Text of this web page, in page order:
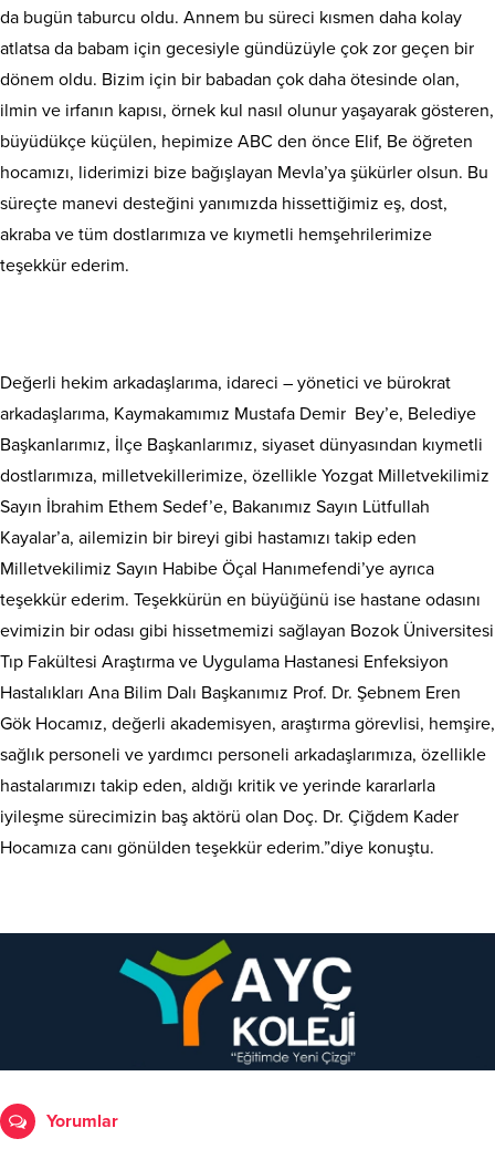
da bugün taburcu oldu. Annem bu süreci kısmen daha kolay
atlatsa da babam için gecesiyle gündüzüyle çok zor geçen bir
dönem oldu. Bizim için bir babadan çok daha ötesinde olan,
ilmin ve irfanın kapısı, örnek kul nasıl olunur yaşayarak gösteren,
büyüdükçe küçülen, hepimize ABC den önce Elif, Be öğreten
hocamızı, liderimizi bize bağışlayan Mevla’ya şükürler olsun. Bu
süreçte manevi desteğini yanımızda hissettiğimiz eş, dost,
akraba ve tüm dostlarımıza ve kıymetli hemşehrilerimize
teşekkür ederim.
Değerli hekim arkadaşlarıma, idareci – yönetici ve bürokrat
arkadaşlarıma, Kaymakamımız Mustafa Demir Bey’e, Belediye
Başkanlarımız, İlçe Başkanlarımız, siyaset dünyasından kıymetli
dostlarımıza, milletvekillerimize, özellikle Yozgat Milletvekilimiz
Sayın İbrahim Ethem Sedef’e, Bakanımız Sayın Lütfullah
Kayalar’a, ailemizin bir bireyi gibi hastamızı takip eden
Milletvekilimiz Sayın Habibe Öçal Hanımefendi’ye ayrıca
teşekkür ederim. Teşekkürün en büyüğünü ise hastane odasını
evimizin bir odası gibi hissetmemizi sağlayan Bozok Üniversitesi
Tıp Fakültesi Araştırma ve Uygulama Hastanesi Enfeksiyon
Hastalıkları Ana Bilim Dalı Başkanımız Prof. Dr. Şebnem Eren
Gök Hocamız, değerli akademisyen, araştırma görevlisi, hemşire,
sağlık personeli ve yardımcı personeli arkadaşlarımıza, özellikle
hastalarımızı takip eden, aldığı kritik ve yerinde kararlarla
iyileşme sürecimizin baş aktörü olan Doç. Dr. Çiğdem Kader
Hocamıza canı gönülden teşekkür ederim.”diye konuştu.
Yorumlar